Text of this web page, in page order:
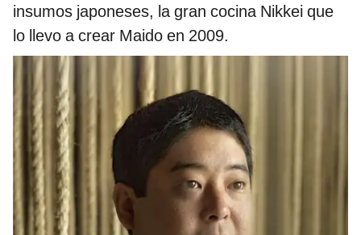
insumos japoneses, la gran cocina Nikkei que
lo llevo a crear Maido en 2009.